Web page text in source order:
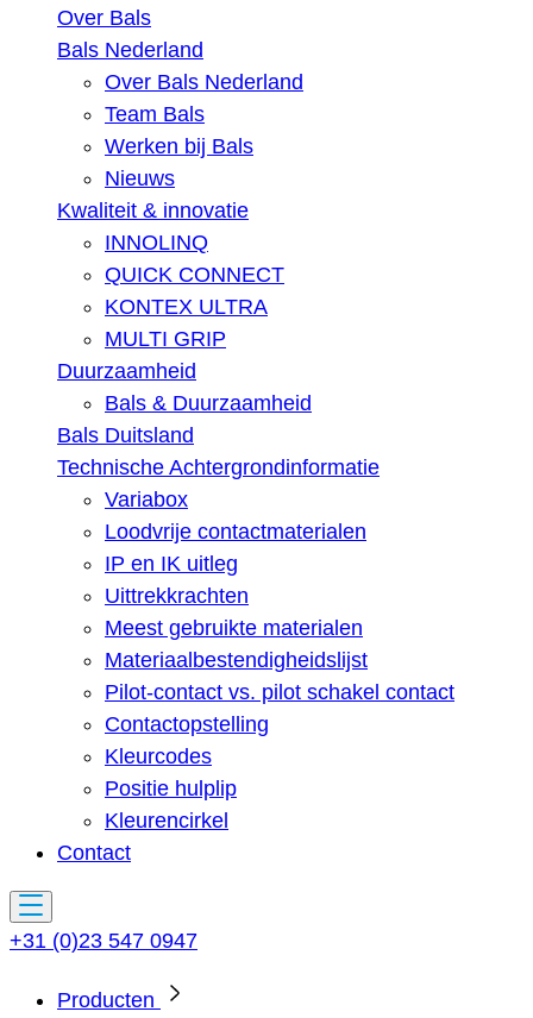
Over Bals
Bals Nederland
Over Bals Nederland
Team Bals
Werken bij Bals
Nieuws
Kwaliteit & innovatie
INNOLINQ
QUICK CONNECT
KONTEX ULTRA
MULTI GRIP
Duurzaamheid
Bals & Duurzaamheid
Bals Duitsland
Technische Achtergrondinformatie
Variabox
Loodvrije contactmaterialen
IP en IK uitleg
Uittrekkrachten
Meest gebruikte materialen
Materiaalbestendigheidslijst
Pilot-contact vs. pilot schakel contact
Contactopstelling
Kleurcodes
Positie hulplip
Kleurencirkel
Contact
+31 (0)23 547 0947
Producten